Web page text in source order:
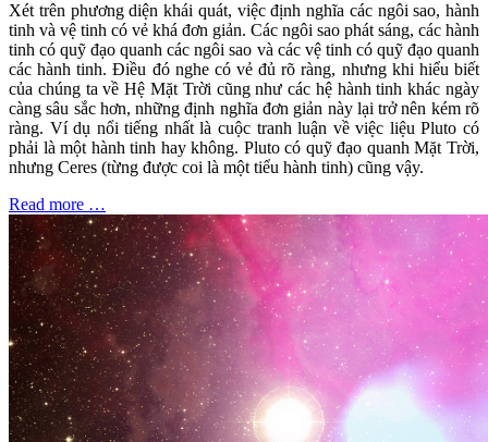
Xét trên phương diện khái quát, việc định nghĩa các ngôi sao, hành
tinh và vệ tinh có vẻ khá đơn giản. Các ngôi sao phát sáng, các hành
tinh có quỹ đạo quanh các ngôi sao và các vệ tinh có quỹ đạo quanh
các hành tinh. Điều đó nghe có vẻ đủ rõ ràng, nhưng khi hiểu biết
của chúng ta về Hệ Mặt Trời cũng như các hệ hành tinh khác ngày
càng sâu sắc hơn, những định nghĩa đơn giản này lại trở nên kém rõ
ràng. Ví dụ nổi tiếng nhất là cuộc tranh luận về việc liệu Pluto có
phải là một hành tinh hay không. Pluto có quỹ đạo quanh Mặt Trời,
nhưng Ceres (từng được coi là một tiểu hành tinh) cũng vậy.
Read more …